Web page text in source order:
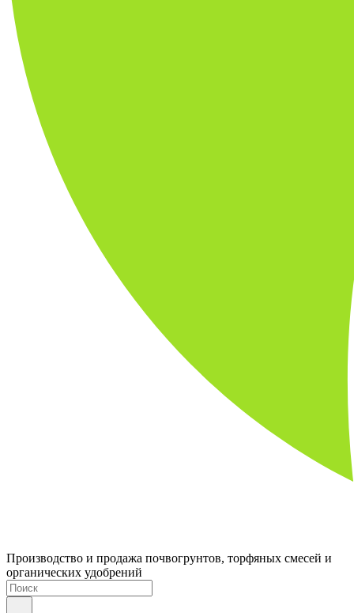
Производство и продажа почвогрунтов, торфяных смесей и
органических удобрений